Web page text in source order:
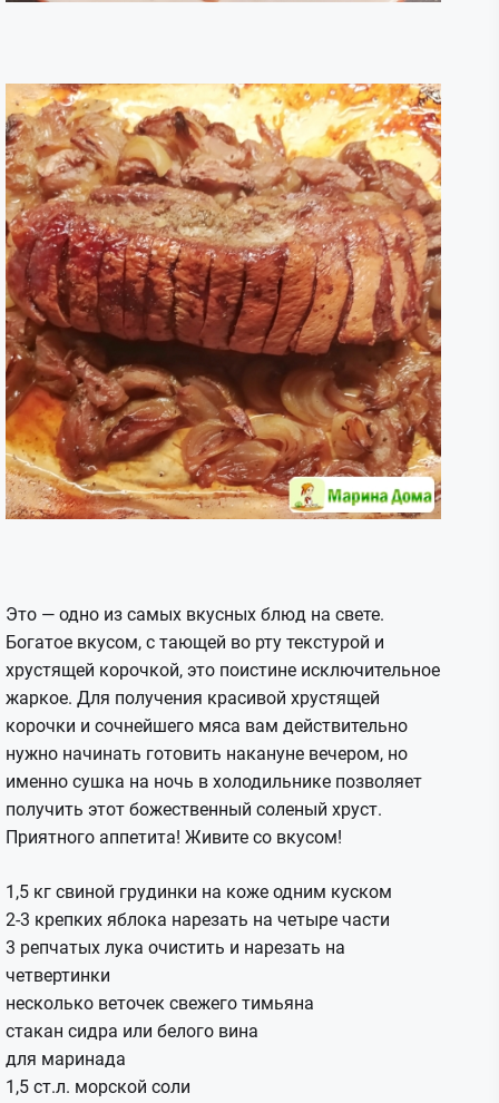
Это — одно из самых вкусных блюд на свете.
Богатое вкусом, с тающей во рту текстурой и
хрустящей корочкой, это поистине исключительное
жаркое. Для получения красивой хрустящей
корочки и сочнейшего мяса вам действительно
нужно начинать готовить накануне вечером, но
именно сушка на ночь в холодильнике позволяет
получить этот божественный соленый хруст.
Приятного аппетита! Живите со вкусом!
1,5 кг свиной грудинки на коже одним куском
2-3 крепких яблока нарезать на четыре части
3 репчатых лука очистить и нарезать на
четвертинки
несколько веточек свежего тимьяна
стакан сидра или белого вина
для маринада
1,5 ст.л. морской соли